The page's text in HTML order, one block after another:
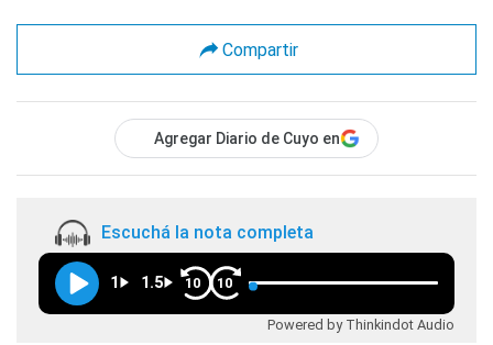
Compartir
Agregar Diario de Cuyo en
Escuchá la nota completa
1 1.5 10 10
Powered by Thinkindot Audio